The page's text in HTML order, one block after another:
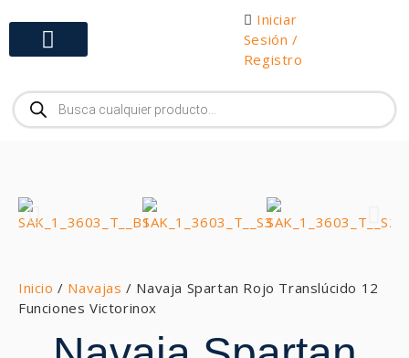
Iniciar
Sesión /
Registro
Inicio / Navajas / Navaja Spartan Rojo Translúcido 12
Funciones Victorinox